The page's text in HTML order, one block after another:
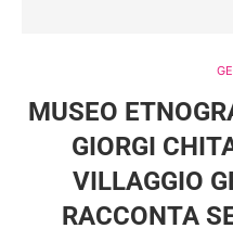
MUSEO
GIORGI
VILLAGGIO
RACCONTA